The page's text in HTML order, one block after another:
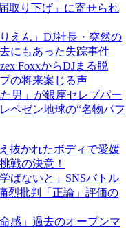
取り下げ」に寄せられ
えん」DJ社長・突然の
にもあった失踪事件
FoxxからDJまる脱
の将来案じる声
た男」が銀座セレブパー
ペゼン地球の“名物パフ
抜かれたボディで愛媛
戦の決意！
ばないと」SNSバトル
烈批判「正論」評価の
感」過去のオープンマ